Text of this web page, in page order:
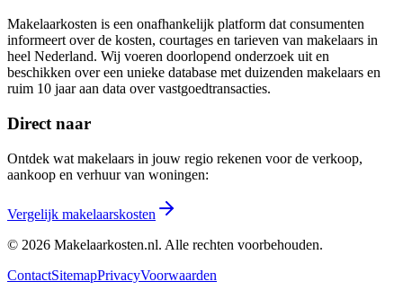
Makelaarkosten is een onafhankelijk platform dat consumenten
informeert over de kosten, courtages en tarieven van makelaars in
heel Nederland. Wij voeren doorlopend onderzoek uit en
beschikken over een unieke database met duizenden makelaars en
ruim 10 jaar aan data over vastgoedtransacties.
Direct naar
Ontdek wat makelaars in jouw regio rekenen voor de verkoop,
aankoop en verhuur van woningen:
Vergelijk makelaarskosten
© 2026 Makelaarkosten.nl. Alle rechten voorbehouden.
ContactSitemapPrivacyVoorwaarden